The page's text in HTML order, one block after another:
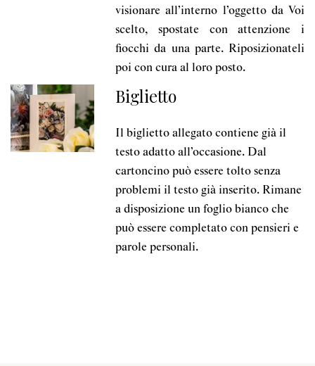
visionare all’interno l’oggetto da Voi
scelto, spostate con attenzione i
fiocchi da una parte. Riposizionateli
poi con cura al loro posto.
Biglietto
Il biglietto allegato contiene già il
testo adatto all’occasione. Dal
cartoncino può essere tolto senza
problemi il testo già inserito. Rimane
a disposizione un foglio bianco che
può essere completato con pensieri e
parole personali.